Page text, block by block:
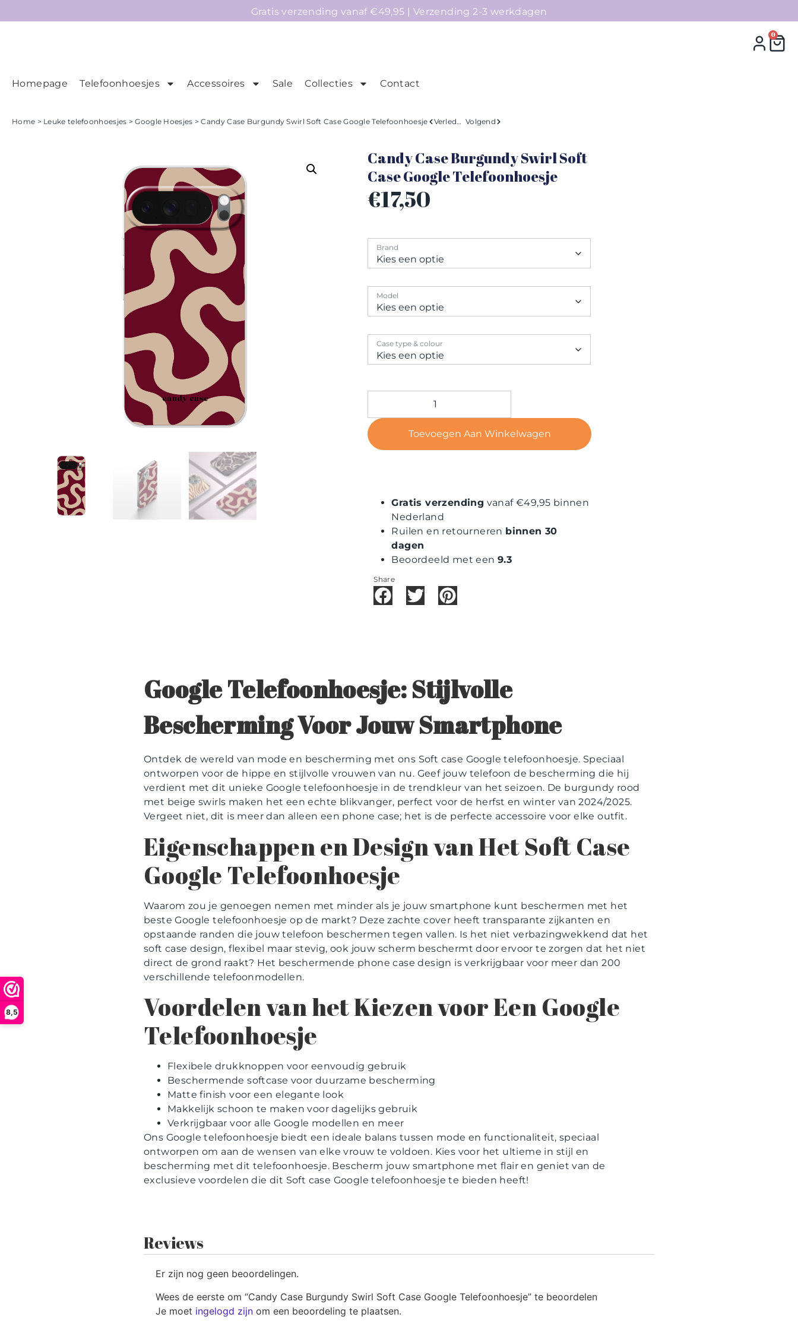
8,5
Gratis verzending vanaf €49,95 | Verzending 2-3 werkdagen
0
Homepage Telefoonhoesjes Accessoires Sale Collecties Contact
Home > Leuke telefoonhoesjes >Google Hoesjes > Candy Case Burgundy Swirl Soft Case Google Telefoonhoesje Verleden Volgend
Candy Case Burgundy Swirl Soft
Case Google Telefoonhoesje
€17,50
Brand
Model
Case type & colour
Toevoegen Aan Winkelwagen
Gratis verzending vanaf €49,95 binnen
Nederland
Ruilen en retourneren binnen 30
dagen
Beoordeeld met een9.3
Share
Google Telefoonhoesje: Stijlvolle
Bescherming Voor Jouw Smartphone
Ontdek de wereld van mode en bescherming met ons Soft case Google telefoonhoesje. Speciaal
ontworpen voor de hippe en stijlvolle vrouwen van nu. Geef jouw telefoon de bescherming die hij
verdient met dit unieke Google telefoonhoesje in de trendkleur van het seizoen. De burgundy rood
met beige swirls maken het een echte blikvanger, perfect voor de herfst en winter van 2024/2025.
Vergeet niet, dit is meer dan alleen een phone case; het is de perfecte accessoire voor elke outfit.
Eigenschappen en Design van Het Soft Case
Google Telefoonhoesje
Waarom zou je genoegen nemen met minder als je jouw smartphone kunt beschermen met het
beste Google telefoonhoesje op de markt? Deze zachte cover heeft transparante zijkanten en
opstaande randen die jouw telefoon beschermen tegen vallen. Is het niet verbazingwekkend dat het
soft case design, flexibel maar stevig, ook jouw scherm beschermt door ervoor te zorgen dat het niet
direct de grond raakt? Het beschermende phone case design is verkrijgbaar voor meer dan 200
verschillende telefoonmodellen.
Voordelen van het Kiezen voor Een Google
Telefoonhoesje
Flexibele drukknoppen voor eenvoudig gebruik
Beschermende softcase voor duurzame bescherming
Matte finish voor een elegante look
Makkelijk schoon te maken voor dagelijks gebruik
Verkrijgbaar voor alle Google modellen en meer
Ons Google telefoonhoesje biedt een ideale balans tussen mode en functionaliteit, speciaal
ontworpen om aan de wensen van elke vrouw te voldoen. Kies voor het ultieme in stijl en
bescherming met dit telefoonhoesje. Bescherm jouw smartphone met flair en geniet van de
exclusieve voordelen die dit Soft case Google telefoonhoesje te bieden heeft!
Reviews
Er zijn nog geen beoordelingen.
Wees de eerste om “Candy Case Burgundy Swirl Soft Case Google Telefoonhoesje” te beoordelen
Je moet ingelogd zijn om een beoordeling te plaatsen.